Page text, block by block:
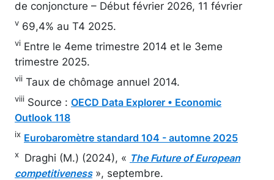
de conjoncture – Début février 2026, 11 février
v 69,4% au T4 2025.
vi Entre le 4eme trimestre 2014 et le 3eme
trimestre 2025.
vii Taux de chômage annuel 2014.
viii Source : OECD Data Explorer • Economic
Outlook 118
ix Eurobaromètre standard 104 - automne 2025
x Draghi (M.) (2024), « The Future of European
competitiveness», septembre.